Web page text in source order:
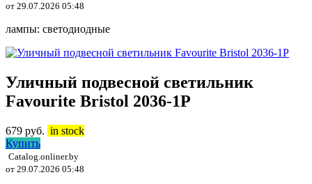
от 29.07.2026 05:48
лампы: светодиодные
Уличный подвесной светильник
Favourite Bristol 2036-1P
679 руб. in stock
Купить
Catalog.onliner.by
от 29.07.2026 05:48